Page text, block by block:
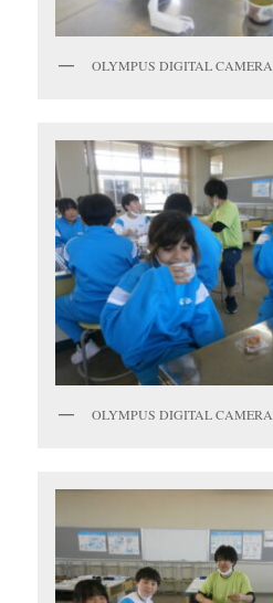
OLYMPUS DIGITAL CAMERA
OLYMPUS DIGITAL CAMERA